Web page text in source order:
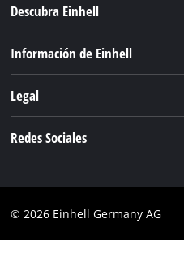
Descubra Einhell
Información de Einhell
Einhell global
Legal
Redes Sociales
© 2026 Einhell Germany AG